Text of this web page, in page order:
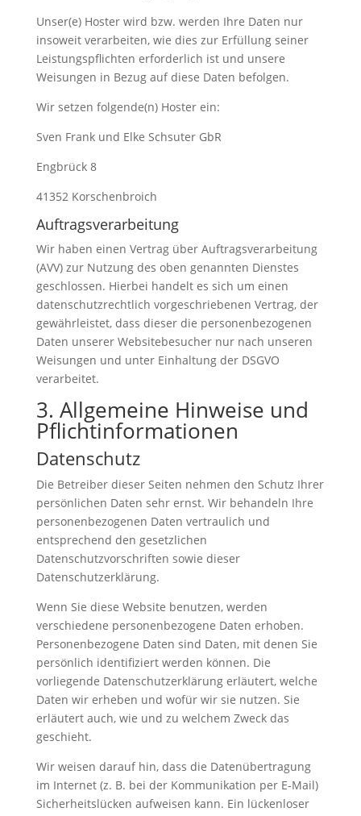
Unser(e) Hoster wird bzw. werden Ihre Daten nur
insoweit verarbeiten, wie dies zur Erfüllung seiner
Leistungspflichten erforderlich ist und unsere
Weisungen in Bezug auf diese Daten befolgen.
Wir setzen folgende(n) Hoster ein:
Sven Frank und Elke Schsuter GbR
Engbrück 8
41352 Korschenbroich
Auftragsverarbeitung
Wir haben einen Vertrag über Auftragsverarbeitung
(AVV) zur Nutzung des oben genannten Dienstes
geschlossen. Hierbei handelt es sich um einen
datenschutzrechtlich vorgeschriebenen Vertrag, der
gewährleistet, dass dieser die personenbezogenen
Daten unserer Websitebesucher nur nach unseren
Weisungen und unter Einhaltung der DSGVO
verarbeitet.
3. Allgemeine Hinweise und
Pflicht­informationen
Datenschutz
Die Betreiber dieser Seiten nehmen den Schutz Ihrer
persönlichen Daten sehr ernst. Wir behandeln Ihre
personenbezogenen Daten vertraulich und
entsprechend den gesetzlichen
Datenschutzvorschriften sowie dieser
Datenschutzerklärung.
Wenn Sie diese Website benutzen, werden
verschiedene personenbezogene Daten erhoben.
Personenbezogene Daten sind Daten, mit denen Sie
persönlich identifiziert werden können. Die
vorliegende Datenschutzerklärung erläutert, welche
Daten wir erheben und wofür wir sie nutzen. Sie
erläutert auch, wie und zu welchem Zweck das
geschieht.
Wir weisen darauf hin, dass die Datenübertragung
im Internet (z. B. bei der Kommunikation per E-Mail)
Sicherheitslücken aufweisen kann. Ein lückenloser